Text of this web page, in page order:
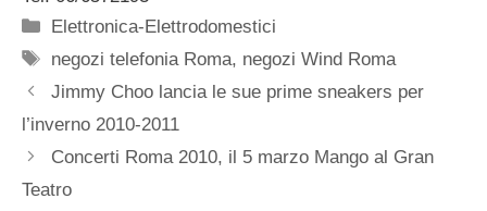
Categorie
Elettronica-Elettrodomestici
Tag
negozi telefonia Roma, negozi Wind Roma
Jimmy Choo lancia le sue prime sneakers per
l’inverno 2010-2011
Concerti Roma 2010, il 5 marzo Mango al Gran
Teatro